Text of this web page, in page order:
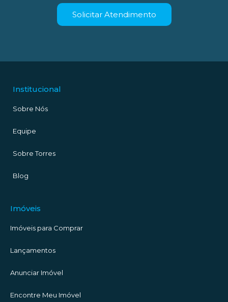
Solicitar Atendimento
Institucional
Sobre Nós
Equipe
Sobre Torres
Blog
Imóveis
Imóveis para Comprar
Lançamentos
Anunciar Imóvel
Encontre Meu Imóvel